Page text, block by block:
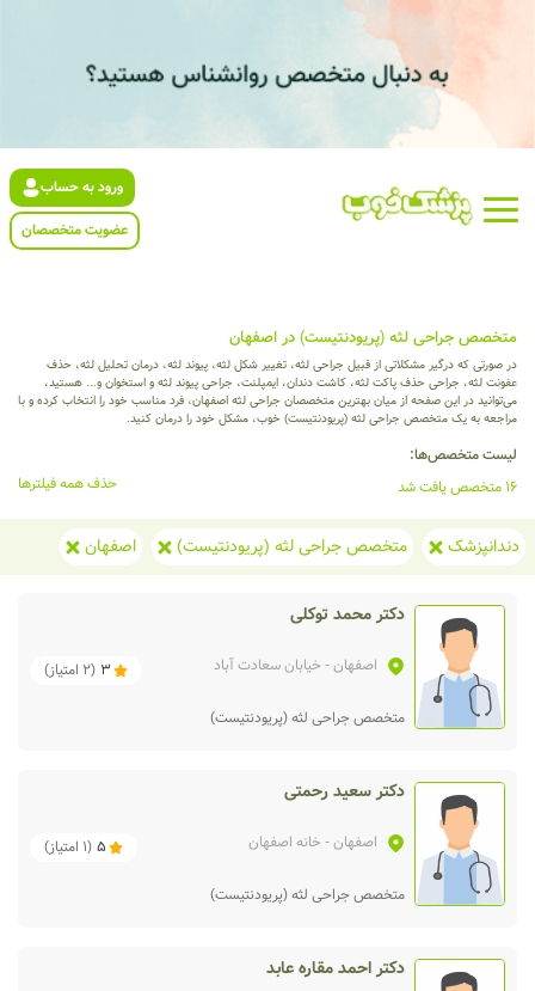
ورود به حساب
عضویت متخصصان
متخصص جراحی لثه (پریودنتیست) در اصفهان
در صورتی که درگیر مشکلاتی از قبیل جراحی لثه، تغییر شکل لثه، پیوند لثه، درمان تحلیل لثه، حذف
عفونت لثه، جراحی حذف پاکت لثه، کاشت دندان، ایمپلنت، جراحی پیوند لثه و استخوان و... هستید،
می‌توانید در این صفحه از میان بهترین متخصصان جراحی لثه اصفهان، فرد مناسب خود را انتخاب کرده و با
مراجعه به یک متخصص جراحی لثه (پریودنتیست) خوب، مشکل خود را درمان کنید.
لیست متخصص‌ها:
16 متخصص یافت شد
حذف همه فیلترها
دندانپزشک متخصص جراحی لثه (پریودنتیست) اصفهان
دکتر محمد توکلی
اصفهان- خیابان سعادت آباد 3
(
2 امتیاز)
متخصص جراحی لثه (پریودنتیست)
دکتر سعید رحمتی
اصفهان- خانه اصفهان 5
(
1 امتیاز)
متخصص جراحی لثه (پریودنتیست)
دکتر احمد مقاره عابد